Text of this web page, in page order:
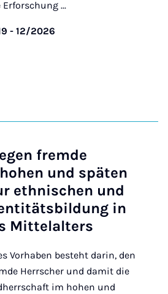
...
- 12/2026
fremde
und späten
ethnischen und
in
Mittelalters
Vorhaben besteht darin, den
Herrscher und damit die
im hohen und